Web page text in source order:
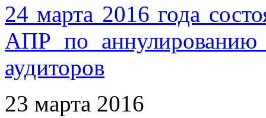
24 марта 2016 года
АПР по аннулированию
аудиторов
23 марта 2016